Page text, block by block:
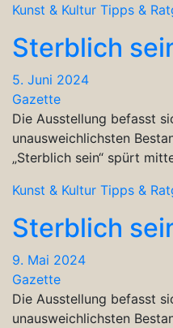
Kunst & Kultur Tipps &
Sterblich
5. Juni 2024
Gazette
Die Ausstellung befasst
unausweichlichsten
„Sterblich sein“ spürt
Kunst & Kultur Tipps &
Sterblich
9. Mai 2024
Gazette
Die Ausstellung befasst
unausweichlichsten